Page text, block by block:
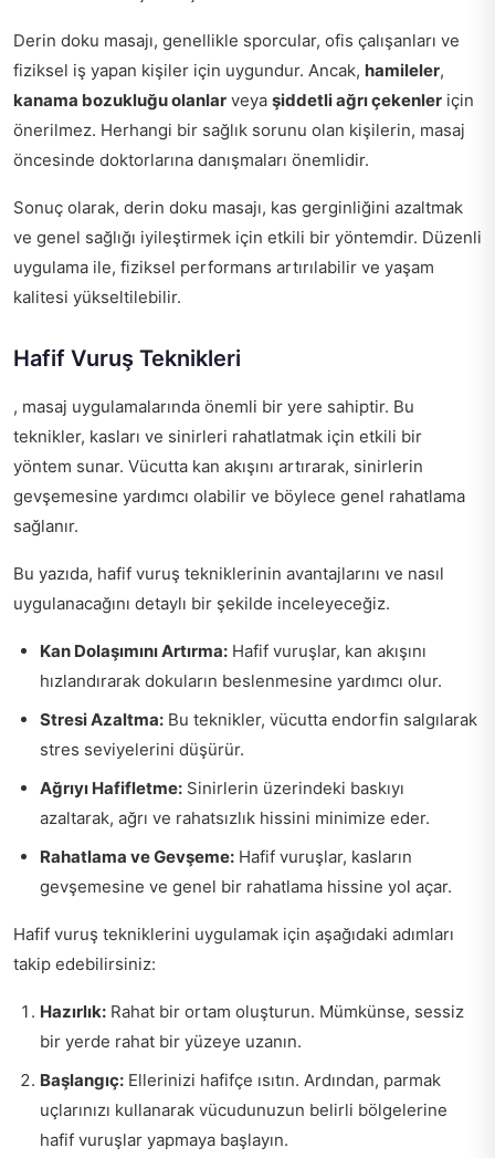
Derin doku masajı, genellikle sporcular, ofis çalışanları ve
fiziksel iş yapan kişiler için uygundur. Ancak, hamileler,
kanama bozukluğu olanlar veya şiddetli ağrı çekenler için
önerilmez. Herhangi bir sağlık sorunu olan kişilerin, masaj
öncesinde doktorlarına danışmaları önemlidir.
Sonuç olarak, derin doku masajı, kas gerginliğini azaltmak
ve genel sağlığı iyileştirmek için etkili bir yöntemdir. Düzenli
uygulama ile, fiziksel performans artırılabilir ve yaşam
kalitesi yükseltilebilir.
Hafif Vuruş Teknikleri
, masaj uygulamalarında önemli bir yere sahiptir. Bu
teknikler, kasları ve sinirleri rahatlatmak için etkili bir
yöntem sunar. Vücutta kan akışını artırarak, sinirlerin
gevşemesine yardımcı olabilir ve böylece genel rahatlama
sağlanır.
Bu yazıda, hafif vuruş tekniklerinin avantajlarını ve nasıl
uygulanacağını detaylı bir şekilde inceleyeceğiz.
Kan Dolaşımını Artırma: Hafif vuruşlar, kan akışını
hızlandırarak dokuların beslenmesine yardımcı olur.
Stresi Azaltma: Bu teknikler, vücutta endorfin salgılarak
stres seviyelerini düşürür.
Ağrıyı Hafifletme: Sinirlerin üzerindeki baskıyı
azaltarak, ağrı ve rahatsızlık hissini minimize eder.
Rahatlama ve Gevşeme: Hafif vuruşlar, kasların
gevşemesine ve genel bir rahatlama hissine yol açar.
Hafif vuruş tekniklerini uygulamak için aşağıdaki adımları
takip edebilirsiniz:
Hazırlık: Rahat bir ortam oluşturun. Mümkünse, sessiz
bir yerde rahat bir yüzeye uzanın.
Başlangıç: Ellerinizi hafifçe ısıtın. Ardından, parmak
uçlarınızı kullanarak vücudunuzun belirli bölgelerine
hafif vuruşlar yapmaya başlayın.